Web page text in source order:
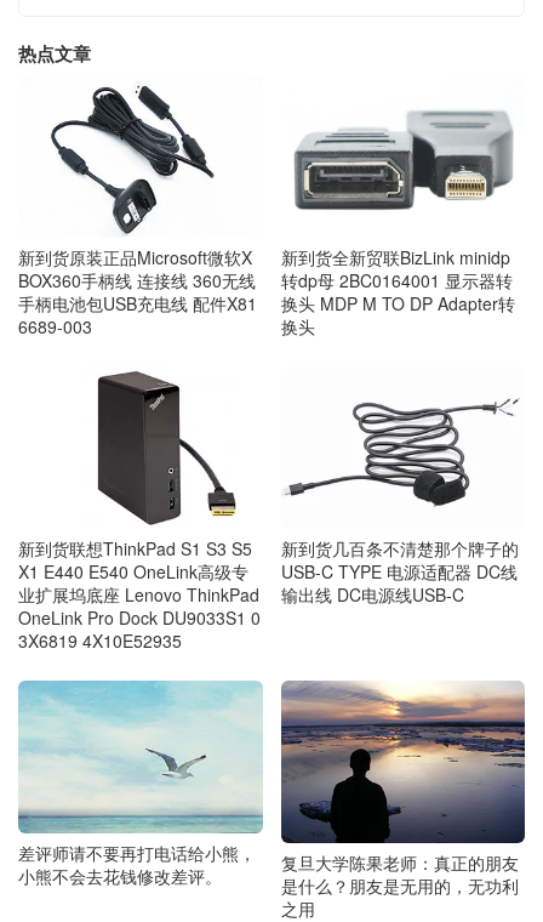
热点文章
新到货原装正品Microsoft微软X
BOX360手柄线 连接线 360无线
手柄电池包USB充电线 配件X81
6689-003
新到货全新贸联BizLink minidp
转dp母 2BC0164001 显示器转
换头 MDP M TO DP Adapter转
换头
新到货联想ThinkPad S1 S3 S5
X1 E440 E540 OneLink高级专
业扩展坞底座 Lenovo ThinkPad
OneLink Pro Dock DU9033S1 0
3X6819 4X10E52935
新到货几百条不清楚那个牌子的
USB-C TYPE 电源适配器 DC线
输出线 DC电源线USB-C
差评师请不要再打电话给小熊，
小熊不会去花钱修改差评。
复旦大学陈果老师：真正的朋友
是什么？朋友是无用的，无功利
之用